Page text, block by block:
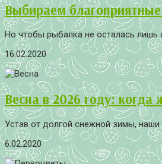
Выбираем
Но чтобы рыбалка не осталась лишь
16.02.2020
Весна в 2026 году:
Устав от долгой снежной зимы, наши
6.02.2020